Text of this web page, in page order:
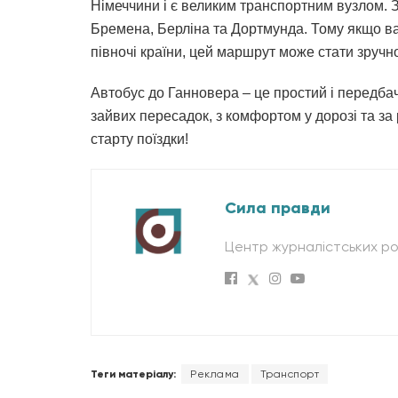
Німеччини і є великим транспортним вузлом.
Бремена, Берліна та Дортмунда. Тому якщо
півночі країни, цей маршрут може стати
Автобус до Ганновера – це простий і
зайвих пересадок, з комфортом у дорозі та
старту поїздки!
Сила правди
Центр журналістських
Теги матеріалу: Реклама Транспорт